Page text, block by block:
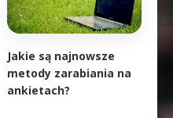
Jakie są najnowsze
metody zarabiania na
ankietach?